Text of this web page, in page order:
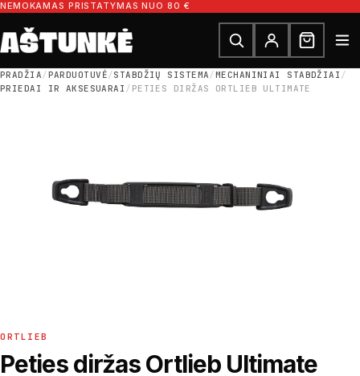
Pereiti prie turinio
NEMOKAMAS PRISTATYMAS NUO 80 €
Ieškoti dalių
Ieškoti
PRADŽIA/PARDUOTUVĖ/STABDŽIŲ SISTEMA/MECHANINIAI STABDŽIAI /
PRIEDAI IR AKSESUARAI / PETIES DIRŽAS ORTLIEB ULTIMATE
ORTLIEB
Peties diržas Ortlieb Ultimate